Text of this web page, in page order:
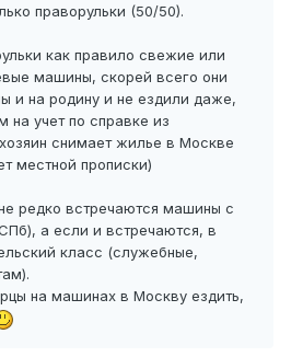
праворульки (50/50).
как правило свежие или
машины, скорей всего они
и на родину и не ездили даже,
на учет по справке из
снимает жилье в Москве
местной прописки)
редко встречаются машины с
а если и встречаются, в
класс (служебные,
на машинах в Москву ездить,